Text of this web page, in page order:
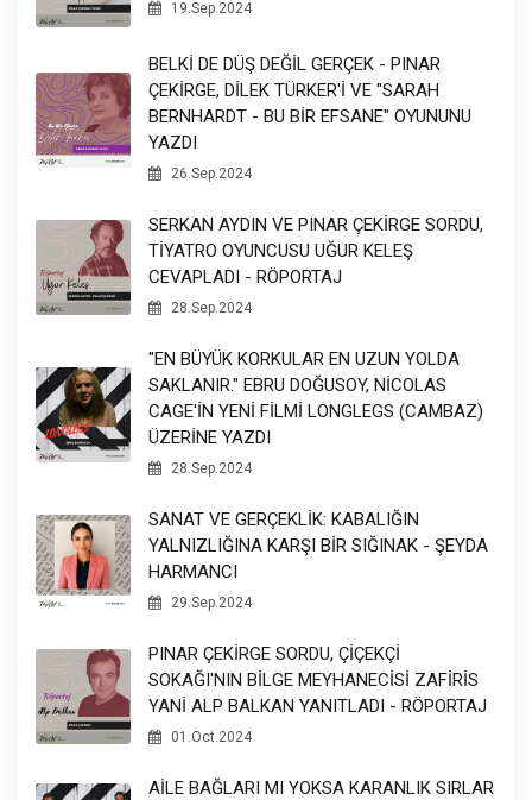
19.Sep.2024
BELKİ DE DÜŞ DEĞİL GERÇEK - PINAR
ÇEKİRGE, DİLEK TÜRKER'İ VE "SARAH
BERNHARDT - BU BİR EFSANE" OYUNUNU
YAZDI
26.Sep.2024
SERKAN AYDIN VE PINAR ÇEKİRGE SORDU,
TİYATRO OYUNCUSU UĞUR KELEŞ
CEVAPLADI - RÖPORTAJ
28.Sep.2024
"EN BÜYÜK KORKULAR EN UZUN YOLDA
SAKLANIR." EBRU DOĞUSOY, NİCOLAS
CAGE'İN YENİ FİLMİ LONGLEGS (CAMBAZ)
ÜZERİNE YAZDI
28.Sep.2024
SANAT VE GERÇEKLİK: KABALIĞIN
YALNIZLIĞINA KARŞI BİR SIĞINAK - ŞEYDA
HARMANCI
29.Sep.2024
PINAR ÇEKİRGE SORDU, ÇİÇEKÇİ
SOKAĞI'NIN BİLGE MEYHANECİSİ ZAFİRİS
YANİ ALP BALKAN YANITLADI - RÖPORTAJ
01.Oct.2024
AİLE BAĞLARI MI YOKSA KARANLIK SIRLAR